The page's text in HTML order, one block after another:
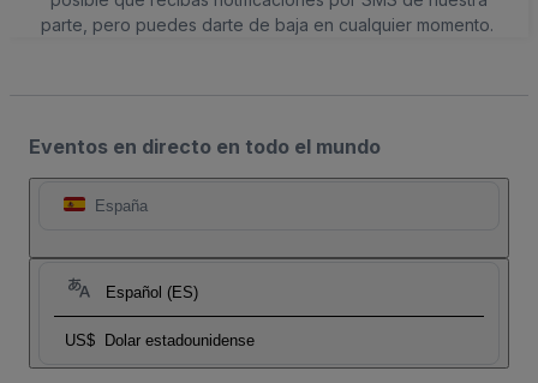
parte, pero puedes darte de baja en cualquier momento.
Eventos en directo en todo el mundo
España
Español (ES)
US$ Dolar estadounidense